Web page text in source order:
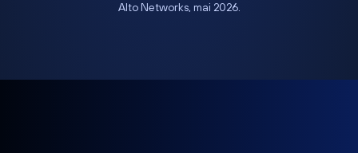
Alto Networks, mai 2026.